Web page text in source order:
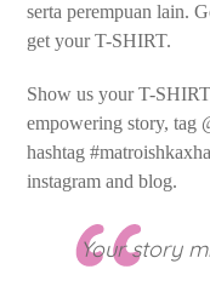
serta perempuan lain.
get your T-SHIRT.
Show us your T-
empowering story, tag
hashtag
instagram and blog.
Your story